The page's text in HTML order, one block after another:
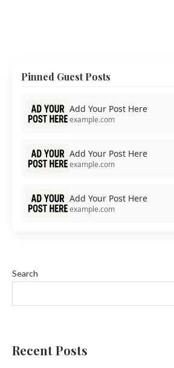
Pinned Guest Posts
Add Your Post Here
example.com
Add Your Post Here
example.com
Add Your Post Here
example.com
Search
Recent Posts